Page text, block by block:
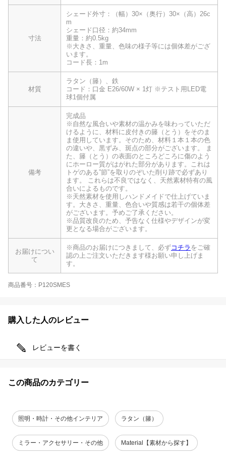
寸法
シェード外寸：（幅）30×（奥行）30×（高）26c
m
シェード口径：約34mm
重量：約0.5kg
※大きさ、重量、色味の様子等には個体差がござ
います。
コード長：1m
材質
ラタン（籐）、鉄
コード：口金 E26/60W × 1灯 ※テスト用LED電
球1個付属
備考
完成品
※自然な風合いや素材の温かみを味わっていただ
けるように、材料に皮付きの籐（とう）をそのま
ま使用しています。そのため、材料１本１本の色
の違いや、黒ずみ、斑点の部分がございます。 ま
た、籐（とう）の表面のところどころに傷のよう
にホーロー質がはがれた部分があります。これは
トゲのある”節”を取りのぞいた削り跡で必ずあり
ます。 これらは不良ではなく、天然素材特有の風
合いによるものです。
※天然素材を使用しハンドメイドで仕上げていま
す。大きさ、重量、色合いや質感は若干の個体差
がございます。予めご了承ください。
※品質改良のため、予告なく仕様やデザインが変
更となる場合がございます。
お届けについ
て
※商品のお届けにつきまして、必ずコチラ をご確
認の上ご注文いただきます様お願い申し上げま
す。
商品番号：P120SMES
購入した人のレビュー
レビューを書く
この商品のカテゴリー
照明・時計・その他インテリア ラタン（籐）
ミラー・アクセサリー・その他 Material【素材から探す】